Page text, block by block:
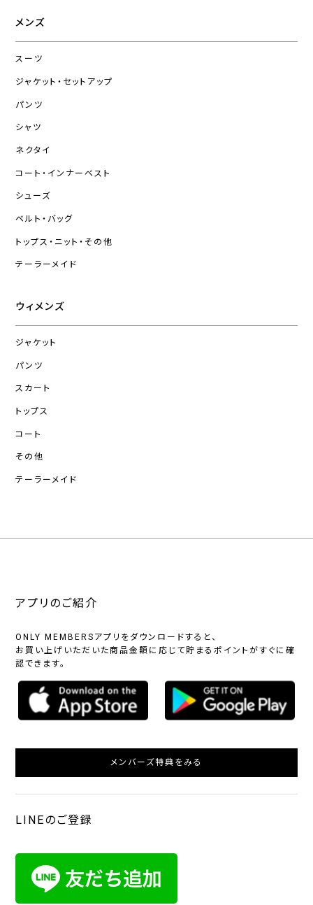
メンズ
スーツ
ジャケット・セットアップ
パンツ
シャツ
ネクタイ
コート・インナーベスト
シューズ
ベルト・バッグ
トップス・ニット・その他
テーラーメイド
ウィメンズ
ジャケット
パンツ
スカート
トップス
コート
その他
テーラーメイド
アプリのご紹介
ONLY MEMBERSアプリをダウンロードすると、
お買い上げいただいた商品金額に応じて貯まるポイントがすぐに確
認できます。
メンバーズ特典をみる
LINEのご登録